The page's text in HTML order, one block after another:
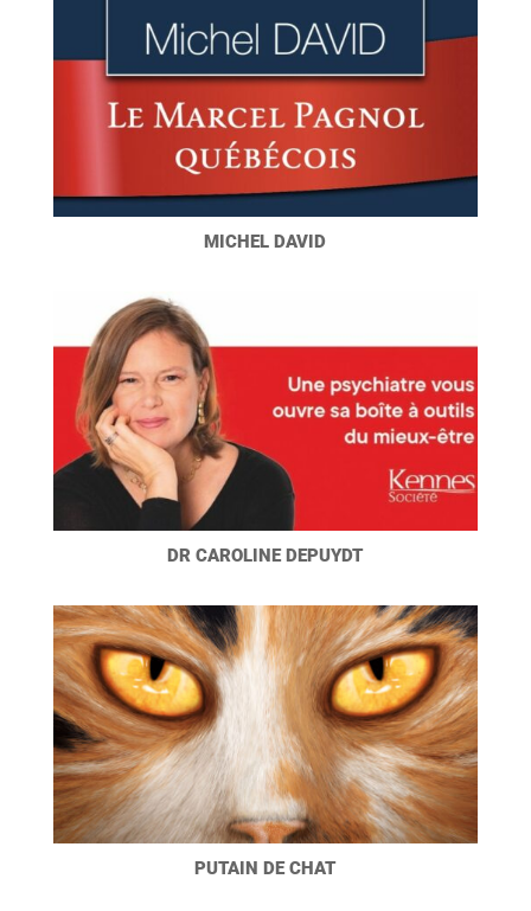
MICHEL DAVID
DR CAROLINE DEPUYDT
PUTAIN DE CHAT